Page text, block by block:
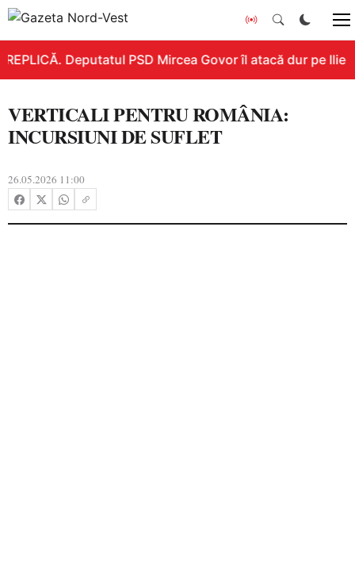
REPLICĂ. Deputatul PSD Mircea Govor îl atacă dur pe
VERTICALI PENTRU ROMÂNIA:
INCURSIUNI DE SUFLET
26.05.2026 11:00